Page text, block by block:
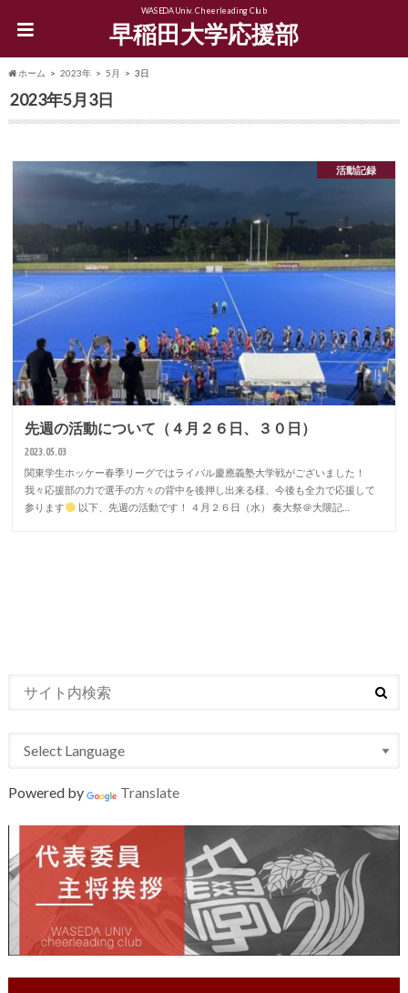
WASEDA Univ. Cheerleading Club
早稲田大学応援部
ホーム 2023年 5月 3日
2023年5月3日
活動記録
先週の活動について（４月２６日、３０日）
2023.05.03
関東学生ホッケー春季リーグではライバル慶應義塾大学戦がございました！
我々応援部の力で選手の方々の背中を後押し出来る様、今後も全力で応援して
参ります
以下、先週の活動です！ ４月２６日（水） 奏大祭＠大隈記…
Powered by Translate